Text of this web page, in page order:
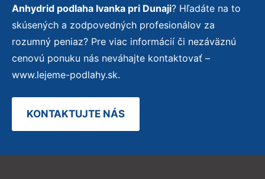
Anhydrid podlaha Ivanka pri Dunaji? Hľadáte na to
skúsených a zodpovedných profesionálov za
rozumný peniaz? Pre viac informácií či nezáväznú
cenovú ponuku nás neváhajte kontaktovať –
www.lejeme-podlahy.sk.
KONTAKTUJTE NÁS